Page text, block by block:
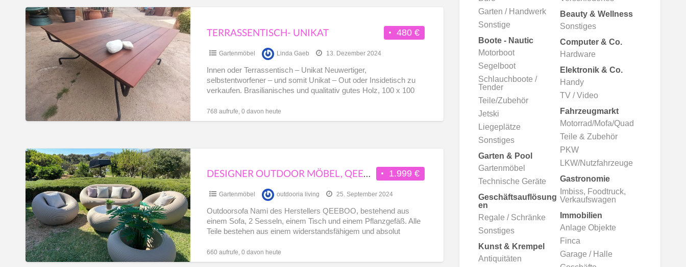
Terrassentisch-
UNIKAT
480 €
TERRASSENTISCH- UNIKAT
Gartenmöbel Linda Gaeb 13. Dezember 2024
Innen oder Terrassentisch – Unikat Neuwertiger,
selbstentworfener – und somit Unikat – Out oder Insidetisch zu
verkaufen. Brasilianisches und qualitativ gutes Holz, 100 x 100
768 aufrufe, 0 davon heute
Designer
Outdoor
Möbel,
QEEBOO,
Nami,
Ausstellungsstück
1.999 €
DESIGNER OUTDOOR MÖBEL, QEEBOO, NAMI, AUSSTELLUNGSSTÜCK
Gartenmöbel outdooria living 25. September 2024
Outdoorsofa Nami des Herstellers QEEBOO, bestehend aus
einem Sofa, 2 Sesseln, einem Tisch und einem Pflanzgefäß. Alle
Teile bestehen aus einem widerstandsfähigem und absolut
660 aufrufe, 0 davon heute
Garten / Handwerk
Sonstige
Beauty & Wellness
Sonstiges
Boote - Nautic
Motorboot
Segelboot
Schlauchboote /
Tender
Teile/Zubehör
Jetski
Liegeplätze
Sonstiges
Computer & Co.
Hardware
Elektronik & Co.
Handy
TV / Video
Fahrzeugmarkt
Motorrad/Mofa/Quad
Teile & Zubehör
PKW
LKW/Nutzfahrzeuge
Garten & Pool
Gartenmöbel
Technische Geräte
Gastronomie
Imbiss, Foodtruck,
Verkaufswagen
Geschäftsauflösung
en
Regale / Schränke
Sonstiges
Immobilien
Anlage Objekte
Finca
Garage / Halle
Kunst & Krempel
Antiquitäten